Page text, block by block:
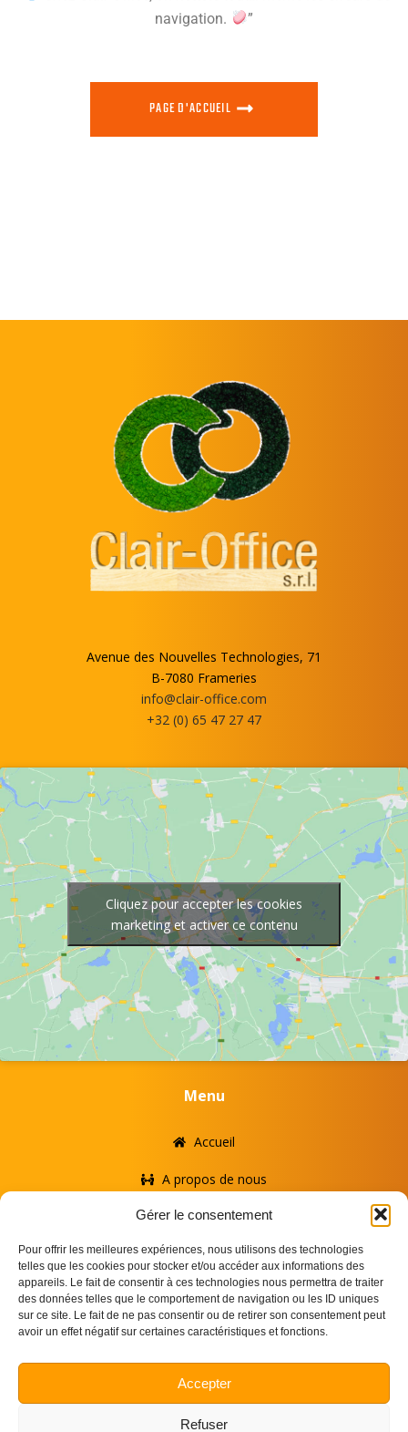
Gérer le consentement
Pour offrir les meilleures expériences, nous utilisons des technologies
telles que les cookies pour stocker et/ou accéder aux informations des
appareils. Le fait de consentir à ces technologies nous permettra de traiter
des données telles que le comportement de navigation ou les ID uniques
sur ce site. Le fait de ne pas consentir ou de retirer son consentement peut
avoir un effet négatif sur certaines caractéristiques et fonctions.
Accepter
Refuser
navigation.
”
PAGE D'ACCUEIL
Avenue des Nouvelles Technologies, 71
B-7080 Frameries
info@clair-office.com
+32 (0) 65 47 27 47
Cliquez pour accepter les cookies
marketing et activer ce contenu
Menu
Accueil
A propos de nous
Nos services
FAQ
Contact
Suivez-nous
Conditions & mentions légales